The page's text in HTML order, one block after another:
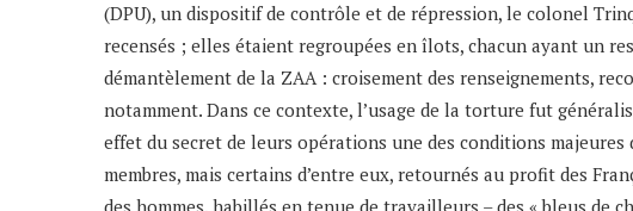
(DPU), un dispositif de contrôle et de répression, le colonel
recensés ; elles étaient regroupées en îlots, chacun ayant un
démantèlement de la ZAA : croisement des renseignements,
notamment. Dans ce contexte, l’usage de la torture fut
effet du secret de leurs opérations une des conditions
membres, mais certains d’entre eux, retournés au profit des